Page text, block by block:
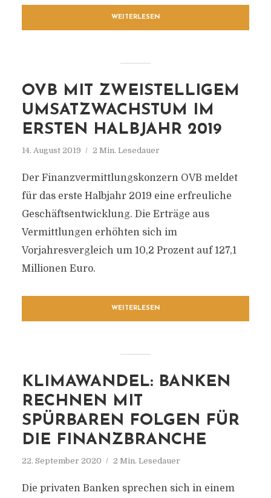
WEITERLESEN
OVB MIT ZWEISTELLIGEM
UMSATZWACHSTUM IM
ERSTEN HALBJAHR 2019
14. August 2019 2 Min. Lesedauer
Der Finanzvermittlungskonzern OVB meldet
für das erste Halbjahr 2019 eine erfreuliche
Geschäftsentwicklung. Die Erträge aus
Vermittlungen erhöhten sich im
Vorjahresvergleich um 10,2 Prozent auf 127,1
Millionen Euro.
WEITERLESEN
KLIMAWANDEL: BANKEN
RECHNEN MIT
SPÜRBAREN FOLGEN FÜR
DIE FINANZBRANCHE
22. September 2020 2 Min. Lesedauer
Die privaten Banken sprechen sich in einem